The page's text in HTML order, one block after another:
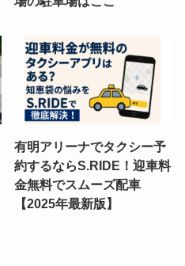
有明アリーナでタクシー予
約するならS.RIDE！迎車料
金無料でスムーズ配車
【2025年最新版】